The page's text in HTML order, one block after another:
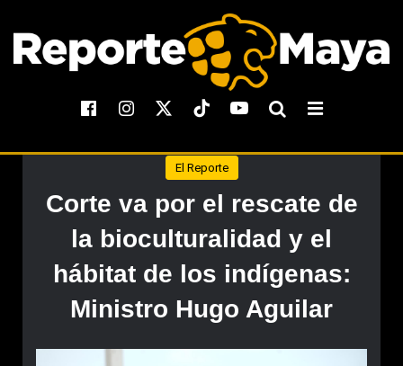
El Reporte
Corte va por el rescate de
la bioculturalidad y el
hábitat de los indígenas:
Ministro Hugo Aguilar